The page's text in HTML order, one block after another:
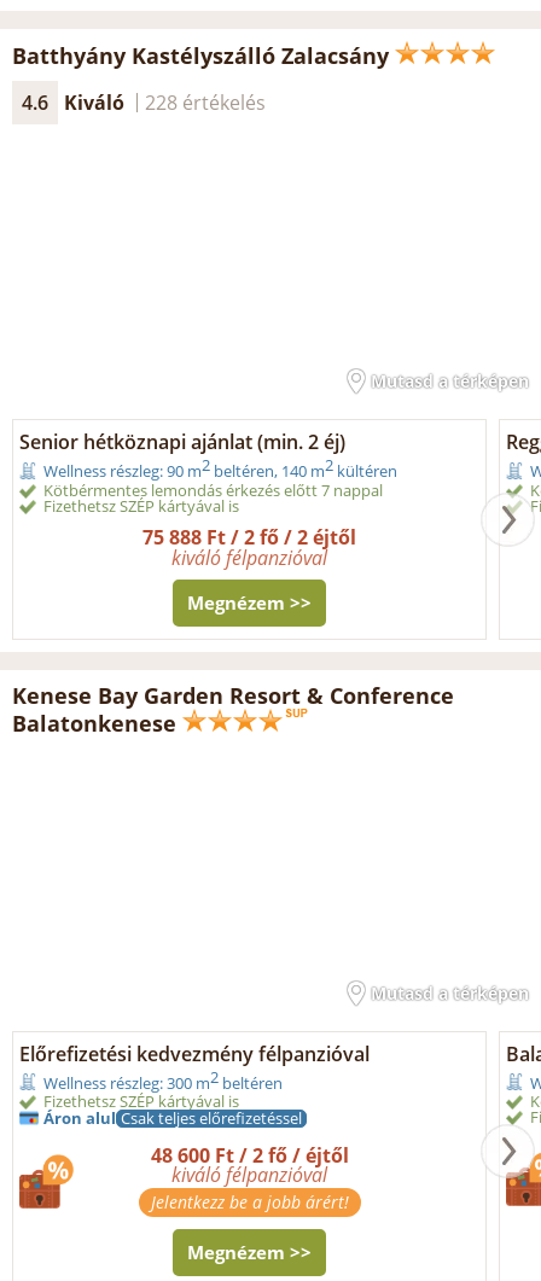
Batthyány Kastélyszálló Zalacsány
4.6 Kiváló 228 értékelés
Mutasd a térképen
Senior hétköznapi ajánlat (min. 2 éj)
Wellness részleg: 90 m2 beltéren, 140 m2 kültéren
Kötbérmentes lemondás érkezés előtt 7 nappal
Fizethetsz SZÉP kártyával is
75 888 Ft / 2 fő / 2 éjtől
kiváló félpanzióval
Megnézem >>
Kenese Bay Garden Resort & Conference
Balatonkenese
Mutasd a térképen
Előrefizetési kedvezmény félpanzióval
Wellness részleg: 300 m2 beltéren
Fizethetsz SZÉP kártyával is
Áron alul Csak teljes előrefizetéssel
48 600 Ft / 2 fő / éjtől
kiváló félpanzióval
Jelentkezz be a jobb árért!
Megnézem >>